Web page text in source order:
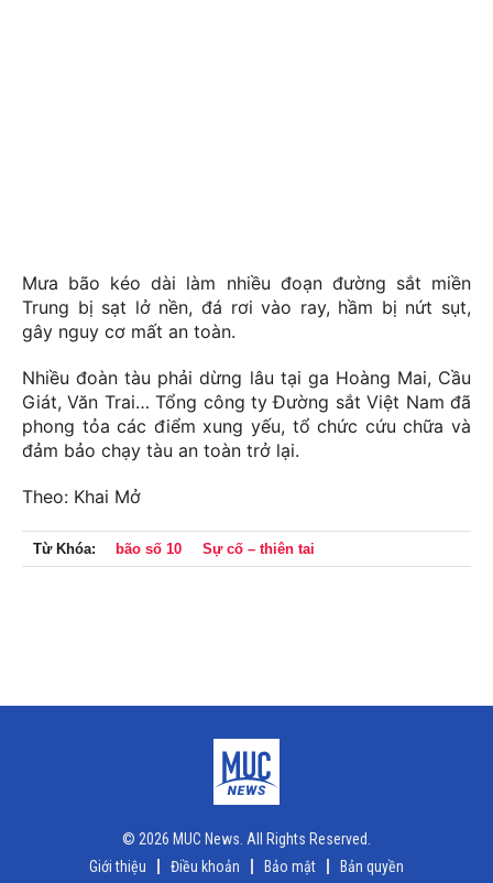
Mưa bão kéo dài làm nhiều đoạn đường sắt miền
Trung bị sạt lở nền, đá rơi vào ray, hầm bị nứt sụt,
gây nguy cơ mất an toàn.
Nhiều đoàn tàu phải dừng lâu tại ga Hoàng Mai, Cầu
Giát, Văn Trai… Tổng công ty Đường sắt Việt Nam đã
phong tỏa các điểm xung yếu, tổ chức cứu chữa và
đảm bảo chạy tàu an toàn trở lại.
Theo: Khai Mở
Từ Khóa: bão số 10 Sự cố – thiên tai
© 2026 MUC News. All Rights Reserved.
Giới thiệu
Điều khoản Bảo mật Bản quyền